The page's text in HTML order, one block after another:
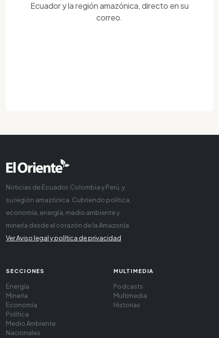
Ecuador y la región amazónica, directo en su
correo.
Noticias de Ecuador, Colombia y Perú, y
su región amazónica. Cubriendo política,
economía, energía, medio ambiente y
minería desde el corazón de la Amazonía
Ver Aviso legal y política de privacidad
SECCIONES
Energía
Minería
Economía
Política
Medio Ambiente
Nacionales
MULTIMEDIA
Podcasts
Multimedia
Historias